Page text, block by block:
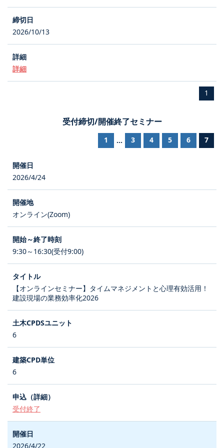
2026/10/13
詳細
1
受付締切/開催終了セミナー
1 ... 3 4 5 6 7
2026/4/24
オンライン(Zoom)
9:30～16:30(受付9:00)
【オンラインセミナー】タイムマネジメントと心理有効活用！
建設現場の業務効率化2026
6
6
受付終了
2026/4/22